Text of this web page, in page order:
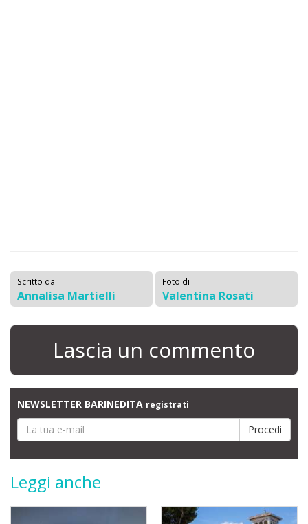
Scritto da
Annalisa Martielli
Foto di
Valentina Rosati
Lascia un commento
NEWSLETTER BARINEDITA registrati
Leggi anche